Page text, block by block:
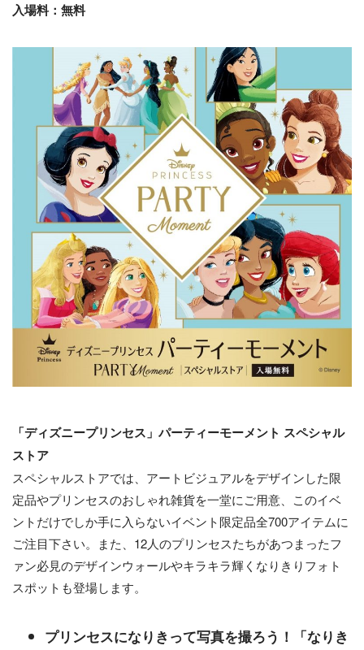
入場料：無料
「ディズニープリンセス」パーティーモーメント スペシャル
ストア
スペシャルストアでは、アートビジュアルをデザインした限
定品やプリンセスのおしゃれ雑貨を一堂にご用意、このイベ
ントだけでしか手に入らないイベント限定品全700アイテムに
ご注目下さい。また、12人のプリンセスたちがあつまったフ
ァン必見のデザインウォールやキラキラ輝くなりきりフォト
スポットも登場します。
プリンセスになりきって写真を撮ろう！「なりき